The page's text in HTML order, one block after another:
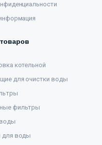
котельной
для очистки воды
фильтры
для воды